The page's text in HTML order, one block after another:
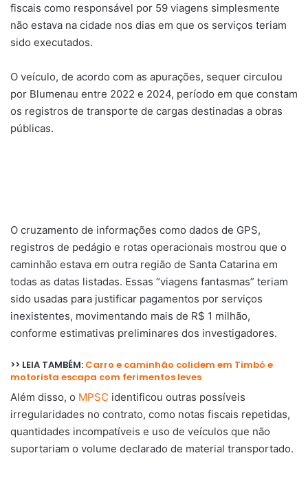
fiscais como responsável por 59 viagens simplesmente
não estava na cidade nos dias em que os serviços teriam
sido executados.
O veículo, de acordo com as apurações, sequer circulou
por Blumenau entre 2022 e 2024, período em que constam
os registros de transporte de cargas destinadas a obras
públicas.
O cruzamento de informações como dados de GPS,
registros de pedágio e rotas operacionais mostrou que o
caminhão estava em outra região de Santa Catarina em
todas as datas listadas. Essas “viagens fantasmas” teriam
sido usadas para justificar pagamentos por serviços
inexistentes, movimentando mais de R$ 1 milhão,
conforme estimativas preliminares dos investigadores.
>> LEIA TAMBÉM: Carro e caminhão colidem em Timbó e
motorista escapa com ferimentos leves
Além disso, o MPSC identificou outras possíveis
irregularidades no contrato, como notas fiscais repetidas,
quantidades incompatíveis e uso de veículos que não
suportariam o volume declarado de material transportado.